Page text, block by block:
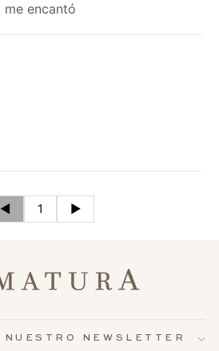
encantó
◄ 1 ►
NEWSLETTER